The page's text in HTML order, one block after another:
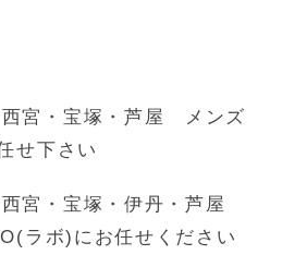
宮・宝塚・芦屋 メンズ
せ下さい
宮・宝塚・伊丹・芦屋
ラボ)にお任せください